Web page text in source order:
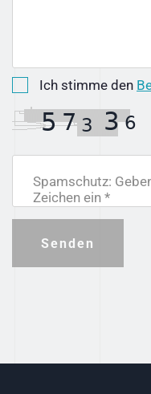
Ich stimme den
Spamschutz:
Zeichen ein *
Senden